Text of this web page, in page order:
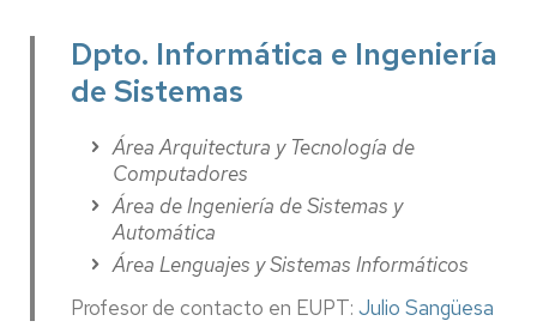
Dpto. Informática e Ingeniería
de Sistemas
Área Arquitectura y Tecnología de
Computadores
Área de Ingeniería de Sistemas y
Automática
Área Lenguajes y Sistemas Informáticos
Profesor de contacto en EUPT: Julio Sangüesa